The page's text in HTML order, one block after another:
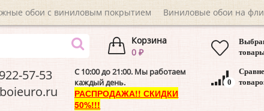
обои с виниловым покрытием Виниловые обои на
Корзина
0 ₽
57-53
C 10:00 до 21:00. Мы работаем
каждый день.
РАСПРОДАЖА!! СКИДКИ
50%!!!
0